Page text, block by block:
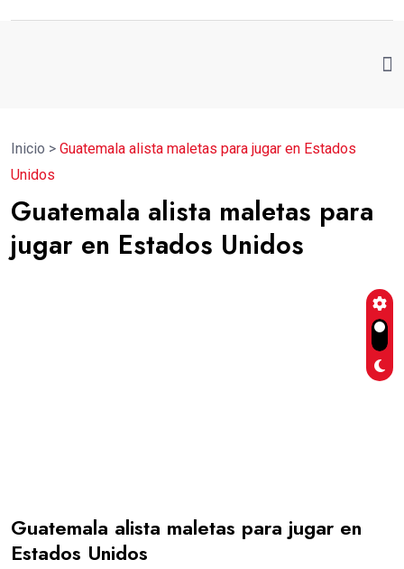
Inicio > Guatemala alista maletas para jugar en Estados
Unidos
Guatemala alista maletas para
jugar en Estados Unidos
Guatemala alista maletas para jugar en
Estados Unidos